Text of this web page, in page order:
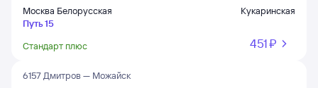
Москва Белорусская
Путь 15
Кукаринская
Стандарт плюс 451 ⁠₽
6157 Дмитров — Можайск